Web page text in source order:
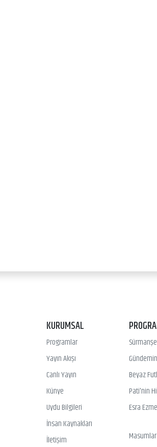
KURUMSAL
Programlar
Yayın Akışı
Canlı Yayın
Künye
Uydu Bilgileri
İnsan Kaynakları
İletişim
Beyaz
Pati'nin
Esra